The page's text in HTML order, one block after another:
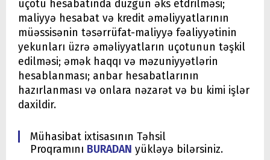
uçotu hesabatında düzgün əks etdrilməsi;
maliyyə hesabat və kredit əməliyyatlarının
müəssisənin təsərrüfat-maliyyə fəaliyyətinin
yekunları üzrə əməliyyatların uçotunun təşkil
edilməsi; əmək haqqı və məzuniyyətlərin
hesablanması; anbar hesabatlarının
hazırlanması və onlara nəzarət və bu kimi işlər
daxildir.
Mühasibat ixtisasının Təhsil
Proqramını BURADAN yükləyə bilərsiniz.